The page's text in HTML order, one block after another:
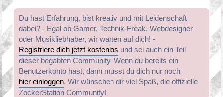
Du hast Erfahrung, bist kreativ und mit Leidenschaft
dabei? - Egal ob Gamer, Technik-Freak, Webdesigner
oder Musikliebhaber, wir warten auf dich! -
Registriere dich jetzt kostenlos und sei auch ein Teil
dieser begabten Community. Wenn du bereits ein
Benutzerkonto hast, dann musst du dich nur noch
hier einloggen. Wir wünschen dir viel Spaß, die offizielle
ZockerStation Community!